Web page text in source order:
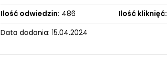
Ilość odwiedzin: 486 Ilość kliknięć:
Data dodania: 15.04.2024